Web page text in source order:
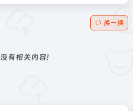
换一换
没有相关内容!